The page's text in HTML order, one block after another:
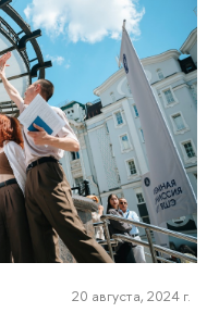
20 августа, 2024 г.